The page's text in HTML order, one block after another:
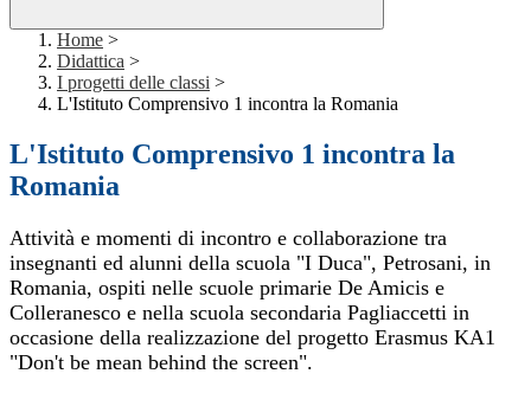
Home >
Didattica >
I progetti delle classi >
L'Istituto Comprensivo 1 incontra la Romania
L'Istituto Comprensivo 1 incontra la
Romania
Attività e momenti di incontro e collaborazione tra
insegnanti ed alunni della scuola "I Duca", Petrosani, in
Romania, ospiti nelle scuole primarie De Amicis e
Colleranesco e nella scuola secondaria Pagliaccetti in
occasione della realizzazione del progetto Erasmus KA1
"Don't be mean behind the screen".